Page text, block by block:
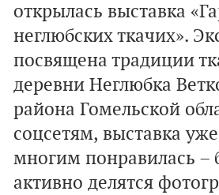
открылась выставка
неглюбских ткачих».
посвящена традиции
деревни Неглюбка
района Гомельской
соцсетям, выставка
многим понравилась –
активно делятся